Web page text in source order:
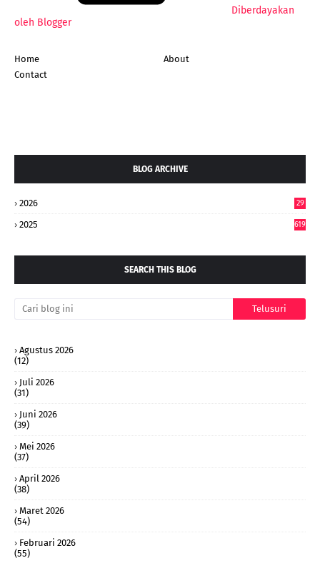
Diberdayakan
oleh Blogger
Home
About
Contact
BLOG ARCHIVE
2026
29
2025 619
SEARCH THIS BLOG
Agustus 2026
(12)
Juli 2026
(31)
Juni 2026
(39)
Mei 2026
(37)
April 2026
(38)
Maret 2026
(54)
Februari 2026
(55)